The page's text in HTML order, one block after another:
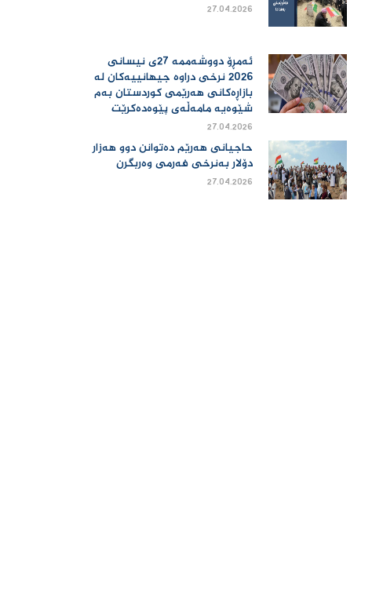
27.04.2026
ئەمڕۆ دووشەممە 27ی نیسانی
2026 نرخی دراوە جیهانییەكان لە
بازاڕەكانی هەرێمی كوردستان بەم
شێوەیە مامەڵەی پێوەدەكرێت
27.04.2026
حاجیانی هەرێم دەتوانن دوو هەزار
دۆلار بەنرخی فەرمی وەربگرن
27.04.2026